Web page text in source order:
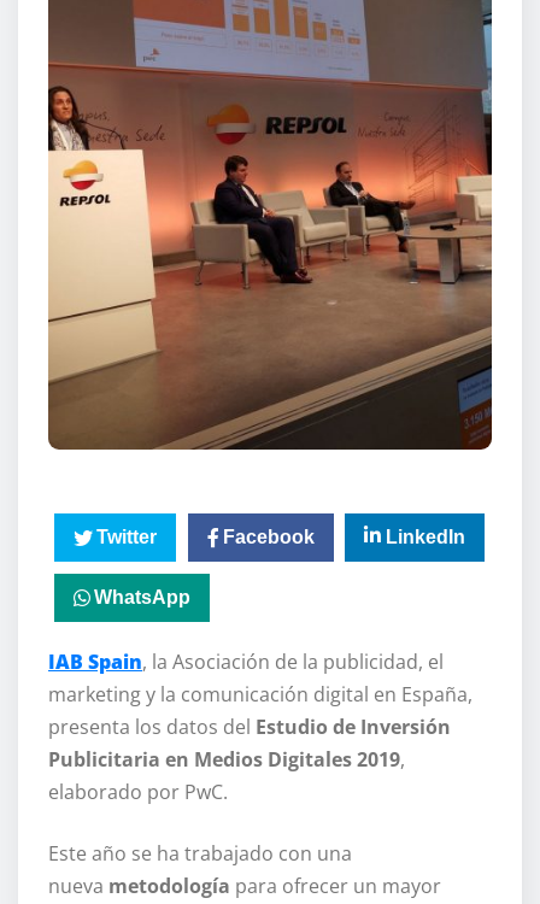
Twitter Facebook LinkedIn
WhatsApp
IAB Spain, la Asociación de la publicidad, el
marketing y la comunicación digital en España,
presenta los datos del Estudio de Inversión
Publicitaria en Medios Digitales2019,
elaborado por PwC.
Este año se ha trabajado con una
nueva metodología para ofrecer un mayor